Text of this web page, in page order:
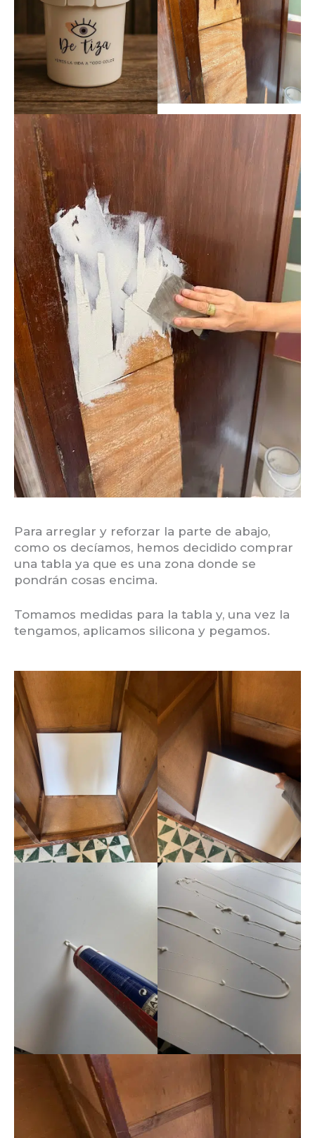
Para arreglar y reforzar la parte de abajo,
como os decíamos, hemos decidido comprar
una tabla ya que es una zona donde se
pondrán cosas encima.
Tomamos medidas para la tabla y, una vez la
tengamos, aplicamos silicona y pegamos.